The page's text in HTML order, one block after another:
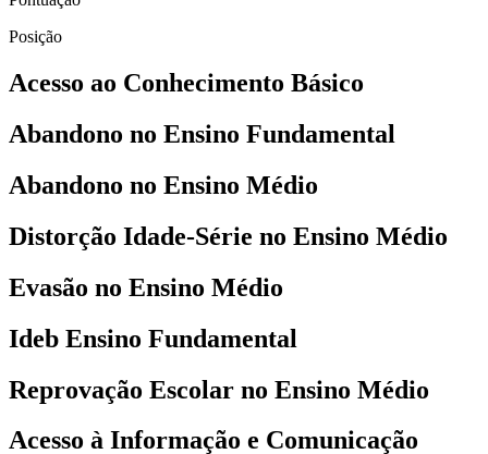
Posição
Acesso ao Conhecimento Básico
Abandono no Ensino Fundamental
Abandono no Ensino Médio
Distorção Idade-Série no Ensino Médio
Evasão no Ensino Médio
Ideb Ensino Fundamental
Reprovação Escolar no Ensino Médio
Acesso à Informação e Comunicação